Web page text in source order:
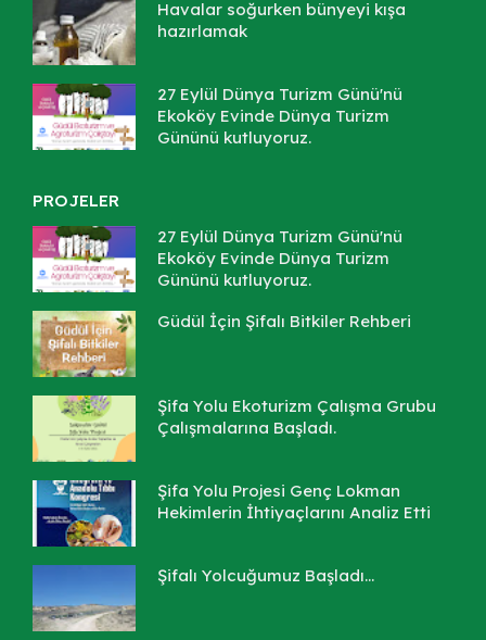
Havalar soğurken bünyeyi kışa
hazırlamak
27 Eylül Dünya Turizm Günü'nü
Ekoköy Evinde Dünya Turizm
Gününü kutluyoruz.
PROJELER
27 Eylül Dünya Turizm Günü'nü
Ekoköy Evinde Dünya Turizm
Gününü kutluyoruz.
Güdül İçin Şifalı Bitkiler Rehberi
Şifa Yolu Ekoturizm Çalışma Grubu
Çalışmalarına Başladı.
Şifa Yolu Projesi Genç Lokman
Hekimlerin İhtiyaçlarını Analiz Etti
Şifalı Yolcuğumuz Başladı...